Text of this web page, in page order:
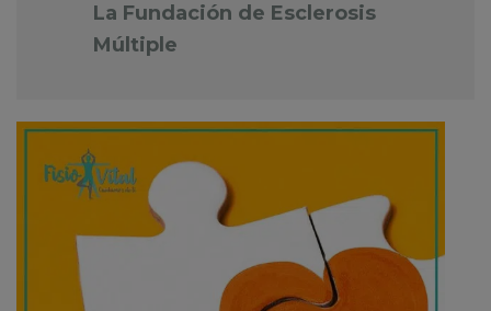
La Fundación de Esclerosis
Múltiple